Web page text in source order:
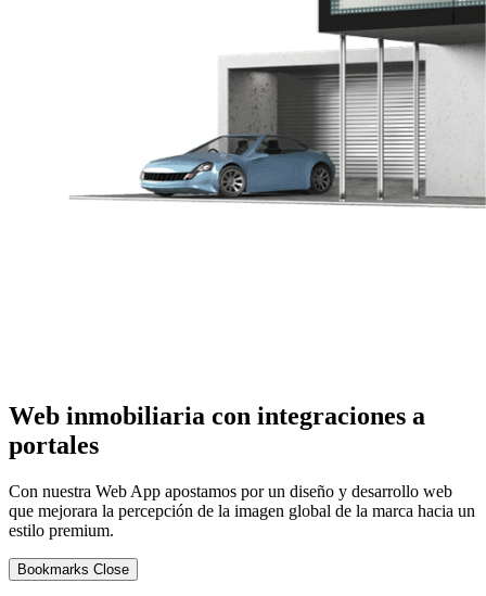
Web inmobiliaria con integraciones a
portales
Con nuestra Web App apostamos por un diseño y desarrollo web
que mejorara la percepción de la imagen global de la marca hacia un
estilo premium.
Bookmarks Close